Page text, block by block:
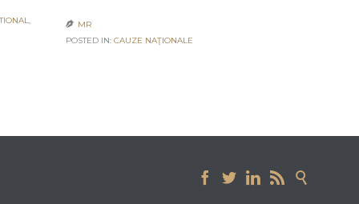
,
 MR
POSTED IN: CAUZE NAŢIONALE
    